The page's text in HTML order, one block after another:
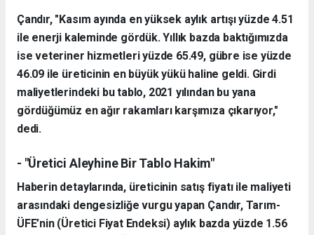
Çandır, "Kasım ayında en yüksek aylık artışı yüzde 4.51
ile enerji kaleminde gördük. Yıllık bazda baktığımızda
ise veteriner hizmetleri yüzde 65.49, gübre ise yüzde
46.09 ile üreticinin en büyük yükü haline geldi. Girdi
maliyetlerindeki bu tablo, 2021 yılından bu yana
gördüğümüz en ağır rakamları karşımıza çıkarıyor,"
dedi.
- "Üretici Aleyhine Bir Tablo Hakim"
Haberin detaylarında, üreticinin satış fiyatı ile maliyeti
arasındaki dengesizliğe vurgu yapan Çandır, Tarım-
ÜFE’nin (Üretici Fiyat Endeksi) aylık bazda yüzde 1.56